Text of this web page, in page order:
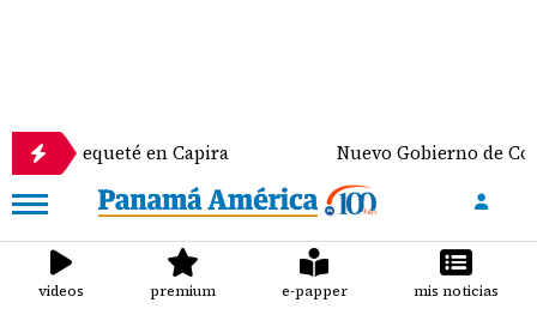
en Capira Nuevo Gobierno de Colombia
videos premium e-papper mis noticias